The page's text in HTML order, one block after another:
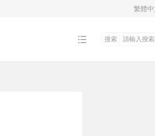
繁體
搜索